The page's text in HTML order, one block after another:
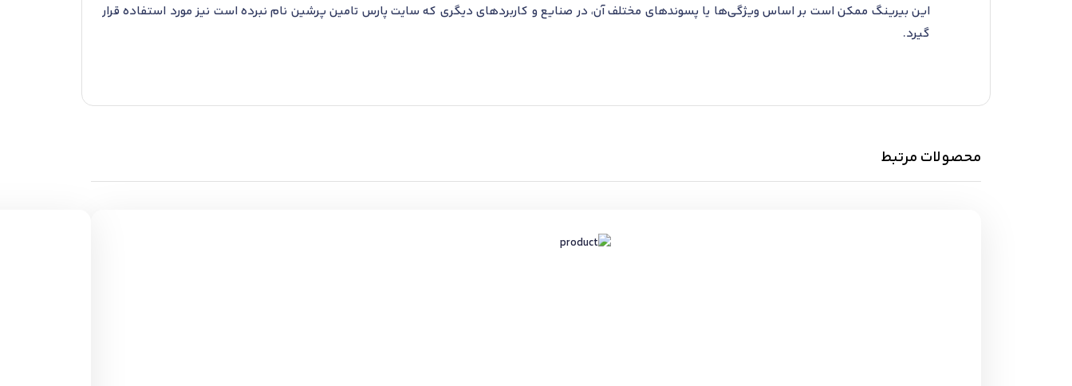
این بیرینگ ممکن است بر اساس ویژگی‌ها یا پسوندهای مختلف آن، در صنایع و کاربردهای دیگری که سایت پارس تامین پرشین نام نبرده است نیز مورد استفاده قرار
گیرد.
محصولات مرتبط